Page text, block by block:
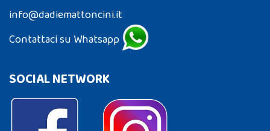
info@dadiemattoncini.it
Contattaci su Whatsapp
SOCIAL NETWORK